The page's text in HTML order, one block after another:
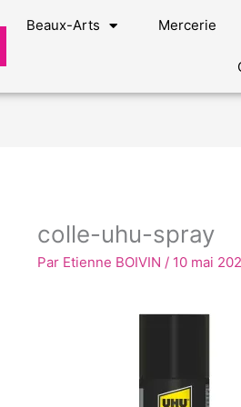
Beaux-Arts Mercerie
colle-uhu-spray
Par Etienne BOIVIN / 10 mai